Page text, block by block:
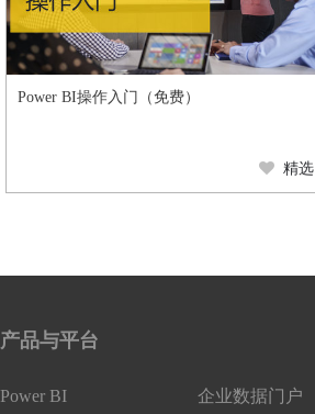
Power BI操作入门（免费）
精选
产品与平台
Power BI
企业数据门户